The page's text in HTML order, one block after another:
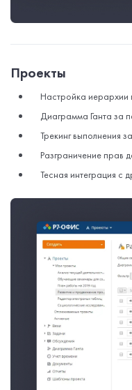
Проекты
Настройка иерархии
Диаграмма Ганта за
Трекинг выполнения
Разграничение прав
Тесная интеграция с